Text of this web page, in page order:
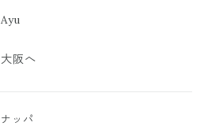
Ayu
大阪へ
ナッパ